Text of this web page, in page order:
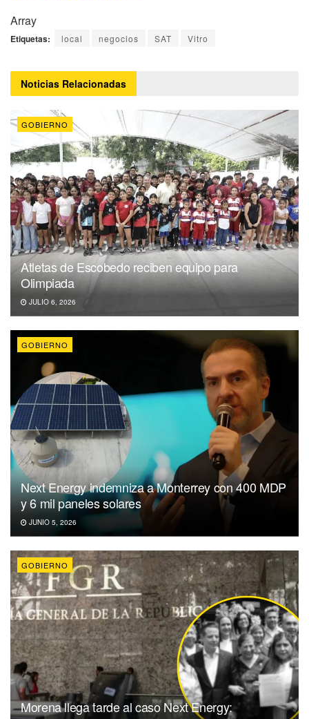
Array
Etiquetas: local negocios SAT Vitro
Noticias Relacionadas
GOBIERNO
Atletas de Escobedo reciben equipo para
Olimpiada
JULIO 6, 2026
GOBIERNO
Next Energy indemniza a Monterrey con 400 MDP
y 6 mil paneles solares
JUNIO 5, 2026
GOBIERNO
Morena llega tarde al caso Next Energy: